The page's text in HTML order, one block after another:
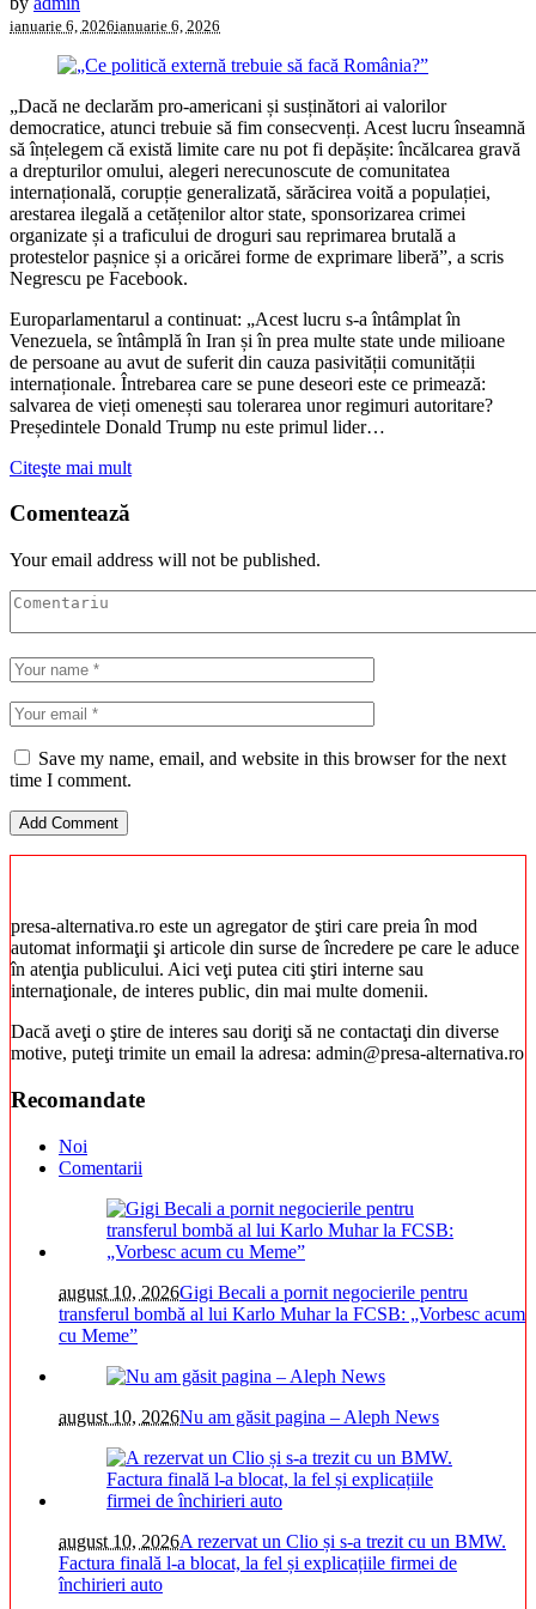
ianuarie 6, 2026ianuarie 6, 2026
„Dacă ne declarăm pro-americani și susținători ai valorilor
democratice, atunci trebuie să fim consecvenți. Acest lucru înseamnă
să înțelegem că există limite care nu pot fi depășite: încălcarea gravă
a drepturilor omului, alegeri nerecunoscute de comunitatea
internațională, corupție generalizată, sărăcirea voită a populației,
arestarea ilegală a cetățenilor altor state, sponsorizarea crimei
organizate și a traficului de droguri sau reprimarea brutală a
protestelor pașnice și a oricărei forme de exprimare liberă”, a scris
Negrescu pe Facebook.
Europarlamentarul a continuat: „Acest lucru s-a întâmplat în
Venezuela, se întâmplă în Iran și în prea multe state unde milioane
de persoane au avut de suferit din cauza pasivității comunității
internaționale. Întrebarea care se pune deseori este ce primează:
salvarea de vieți omenești sau tolerarea unor regimuri autoritare?
Președintele Donald Trump nu este primul lider…
Citeşte mai mult
Comentează
Your email address will not be published.
Save my name, email, and website in this browser for the next
time I comment.
presa-alternativa.ro este un agregator de ştiri care preia în mod
automat informaţii şi articole din surse de încredere pe care le aduce
în atenţia publicului. Aici veţi putea citi ştiri interne sau
internaţionale, de interes public, din mai multe domenii.
Dacă aveţi o ştire de interes sau doriţi să ne contactaţi din diverse
motive, puteţi trimite un email la adresa: admin@presa-alternativa.ro
Recomandate
Noi
Comentarii
august 10, 2026Gigi Becali a pornit negocierile pentru
transferul bombă al lui Karlo Muhar la FCSB: „Vorbesc acum
cu Meme”
august 10, 2026Nu am găsit pagina – Aleph News
august 10, 2026A rezervat un Clio și s-a trezit cu un BMW.
Factura finală l-a blocat, la fel și explicațiile firmei de
închirieri auto